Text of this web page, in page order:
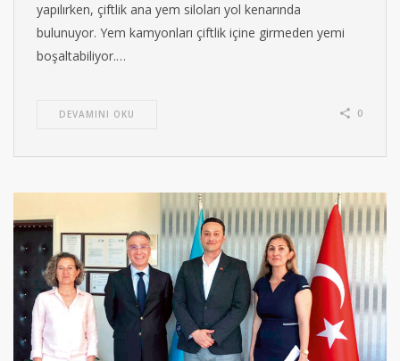
yapılırken, çiftlik ana yem siloları yol kenarında
bulunuyor. Yem kamyonları çiftlik içine girmeden yemi
boşaltabiliyor.…
DEVAMINI OKU 0